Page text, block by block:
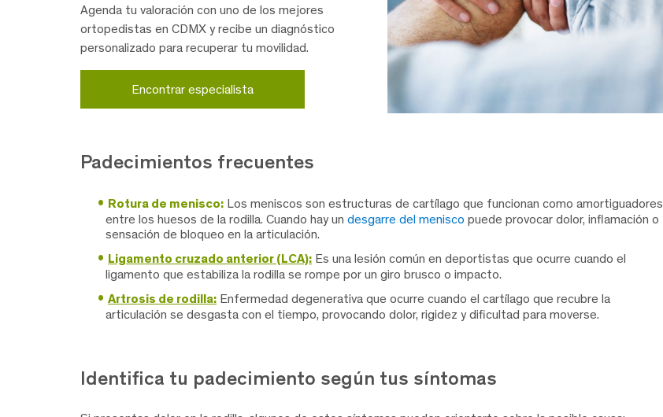
Agenda tu valoración con uno de los mejores
ortopedistas en CDMX y recibe un diagnóstico
personalizado para recuperar tu movilidad.
Encontrar especialista
Padecimientos frecuentes
Rotura de menisco: Los meniscos son estructuras de cartílago que funcionan como amortiguadores
entre los huesos de la rodilla. Cuando hay un desgarre del menisco puede provocar dolor, inflamación o
sensación de bloqueo en la articulación.
Ligamento cruzado anterior (LCA): Es una lesión común en deportistas que ocurre cuando el
ligamento que estabiliza la rodilla se rompe por un giro brusco o impacto.
Artrosis de rodilla: Enfermedad degenerativa que ocurre cuando el cartílago que recubre la
articulación se desgasta con el tiempo, provocando dolor, rigidez y dificultad para moverse.
Identifica tu padecimiento según tus síntomas